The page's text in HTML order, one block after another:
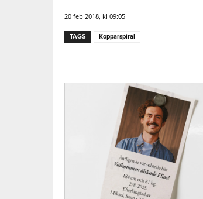
20 feb 2018, kl 09:05
TAGS Kopparspiral